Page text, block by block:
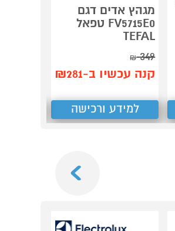
מגהץ אדים דגם
FV5715E0 טפאל
TEFAL
349
₪
קנה עכשיו ב-₪281
למידע ורכישה